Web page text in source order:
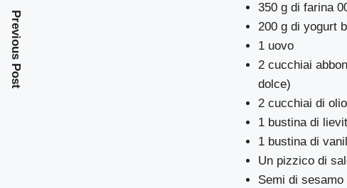
350 g di farina
200 g di yogurt
1 uovo
2 cucchiai
dolce)
2 cucchiai di
1 bustina di
1 bustina di
Un pizzico di
Semi di sesamo
Previous Post